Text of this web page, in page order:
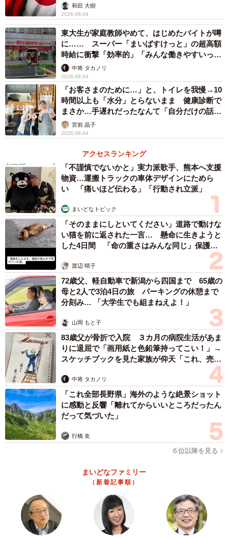
ダー役への配慮も示します。
実は、これこそが中原さんが考えたグループワークの勝ち
筋でした。最後の5分でリーダー役を自分のものとし、人事
に強い印象を残す作戦です。この見事な作戦をどのように
思いついたのか、作者の中原さんに話を聞きました。
3/20
テニス部になった中原さんはどうにか30万円を獲得するためにアピール
します（中原るんさん提供）
ーグループワークに慣れている印象ですが、どのように考
えて行動していますか？
まず、人事の気持ちになって考えました。グループワーク
で何を見ているのか、どうした人間を合格にしたいのかを
考えると「時間を教えてくれる人間（タイムキーパー）で
はないな」と。次にお笑い芸人の漫才王座を競うテレビ番
組での「トップバッターが不利で後半が有利」という意見
を参考に、終わり5分でめちゃくちゃ話す作戦を思い付きま
した。
ーご自身の経験から、就職試験のグループワークで選考を
グループワークに限らず、すべての面接で言えることです
が、人事に「一緒に働きたい」という印象を持たれること
だと思います。グループワークでどんなに発言できても、
嫌味で他者の発言をつぶしてしまったり、気性が荒くなる
和田 大樹
2026.08.04
東大生が家庭教師やめて、はじめたバイトが噂
に…… スーパー「まいばすけっと」の超高額
時給に衝撃「効率的」「みんな働きやすいって
言ってる」
中将 タカノリ
2026.08.04
「お客さまのために…」と、トイレを我慢→10
時間以上も「水分」とらないまま 健康診断で
まさか…手遅れだったなんて「自分だけの話で
はなく、日本中で起きている問題では？」
宮前 晶子
2026.08.04
アクセスランキング
「不謹慎でないかと」実力派歌手、熊本へ支援
物資…運搬トラックの車体デザインにためら
い 「痛いほど伝わる」「行動され立派」
まいどなトピック
「そのままにしといてください」道路で動けな
い猫を前に返された一言… 懸命に生きようと
した4日間 「命の重さはみんな同じ」保護団
渡辺 晴子
72歳父、軽自動車で新潟から四国まで 65歳の
母と2人で3泊4日の旅 パーキングの休憩まで
分刻み… 「大学生でも組まねえよ！」
山岡 もと子
83歳父が骨折で入院 ３カ月の病院生活があま
りに退屈で「画用紙と色鉛筆持ってこい！」→
スケッチブックを見た家族が仰天「これ、売れ
中将 タカノリ
「これ全部長野県」海外のような絶景ショット
に感動と反響「離れてからいいところだったん
だって気づいた」
行橋 友
６位以降を見る
まいどなファミリー
（新着記事順）